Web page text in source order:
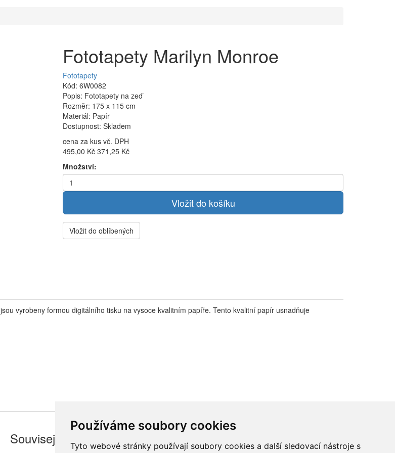
Používáme soubory cookies
Tyto webové stránky používají soubory cookies a další sledovací nástroje s
Fototapety Marilyn Monroe
Fototapety
Kód: 6W0082
Popis: Fototapety na zeď
Rozměr: 175 x 115 cm
Materiál: Papír
Dostupnost: Skladem
cena za kus vč. DPH
495,00 Kč 371,25 Kč
Množství:
Vložit do oblíbených
jsou vyrobeny formou digitálního tisku na vysoce kvalitním papíře. Tento kvalitní papír usnadňuje
Související zboží